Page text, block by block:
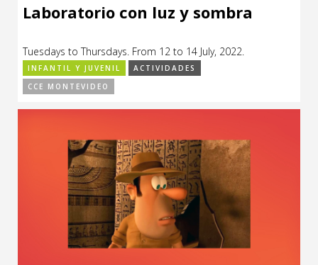
Laboratorio con luz y sombra
Tuesdays to Thursdays. From 12 to 14 July, 2022.
INFANTIL Y JUVENIL
ACTIVIDADES
CCE MONTEVIDEO